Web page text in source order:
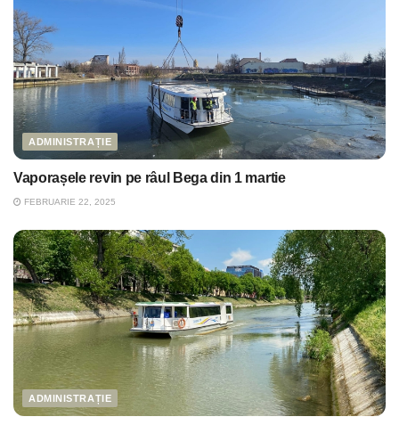
ADMINISTRAȚIE
Vaporașele revin pe râul Bega din 1 martie
FEBRUARIE 22, 2025
ADMINISTRAȚIE